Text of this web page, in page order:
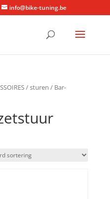
info@bike-tuning.be
/sturen / Bar-